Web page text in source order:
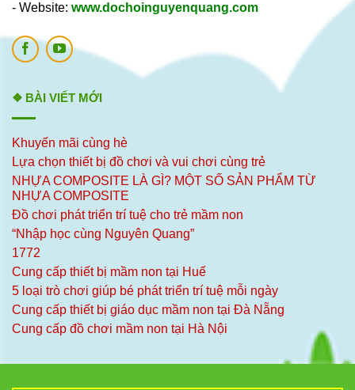
- Website: www.dochoinguyenquang.com
❖ BÀI VIẾT MỚI
Khuyến mãi cùng hè
Lựa chọn thiết bị đồ chơi và vui chơi cùng trẻ
NHỰA COMPOSITE LÀ GÌ? MỘT SỐ SẢN PHẨM TỪ
NHỰA COMPOSITE
Đồ chơi phát triển trí tuệ cho trẻ mầm non
“Nhập học cùng Nguyên Quang”
1772
Cung cấp thiết bị mầm non tại Huế
5 loại trò chơi giúp bé phát triển trí tuệ mỗi ngày
Cung cấp thiết bị giáo dục mầm non tại Đà Nẵng
Cung cấp đồ chơi mầm non tại Hà Nội